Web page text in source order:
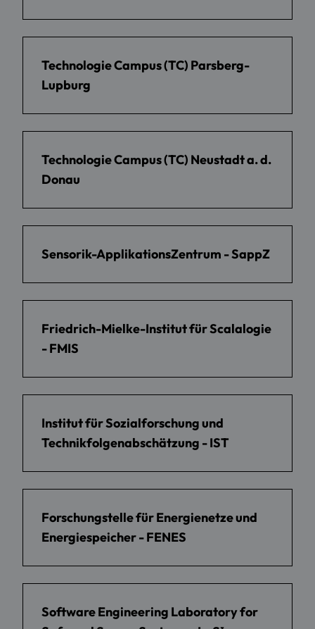
Technologie Campus (TC) Parsberg-
Lupburg
Technologie Campus (TC) Neustadt a. d.
Donau
Sensorik-ApplikationsZentrum - SappZ
Friedrich-Mielke-Institut für Scalalogie
- FMIS
Institut für Sozialforschung und
Technikfolgenabschätzung - IST
Forschungstelle für Energienetze und
Energiespeicher - FENES
Software Engineering Laboratory for